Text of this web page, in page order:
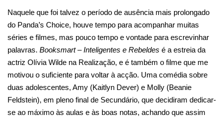
Naquele que foi talvez o período de ausência mais prolongado
do Panda’s Choice, houve tempo para acompanhar muitas
séries e filmes, mas pouco tempo e vontade para escrevinhar
palavras. Booksmart – Inteligentes e Rebeldes é a estreia da
actriz Olívia Wilde na Realização, e é também o filme que me
motivou o suficiente para voltar à acção. Uma comédia sobre
duas adolescentes, Amy (Kaitlyn Dever) e Molly (Beanie
Feldstein), em pleno final de Secundário, que decidiram dedicar-
se ao máximo às aulas e às boas notas, achando que assim